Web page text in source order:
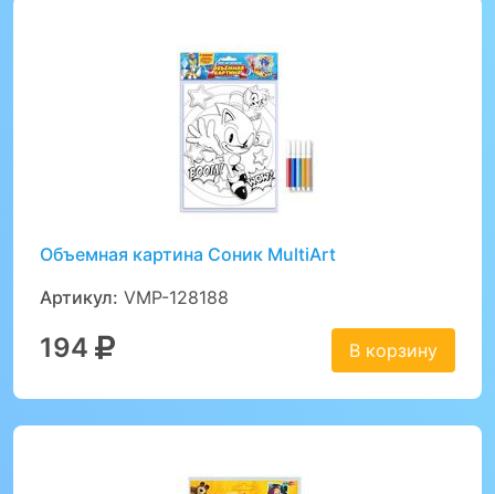
Объемная картина Соник MultiArt
Артикул: VMP-128188
194 В корзину